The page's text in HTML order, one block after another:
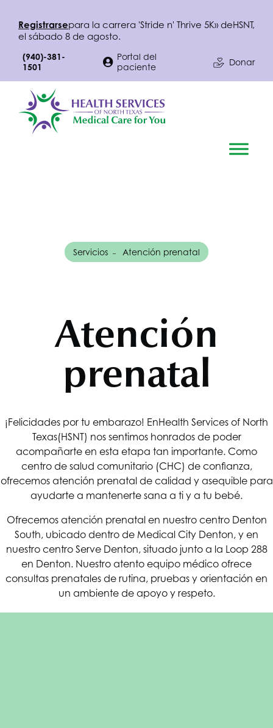
Registrarsepara la carrera 'Stride n' Thrive 5K» deHSNT,
el sábado 8 de agosto.
(940)-381-
1501
Portal del
paciente
Donar
Servicios Atención prenatal
Atención
prenatal
¡Felicidades por tu embarazo! EnHealth Services of North
Texas(HSNT) nos sentimos honrados de poder
acompañarte en esta etapa tan importante. Como
centro de salud comunitario (CHC) de confianza,
ofrecemos atención prenatal de calidad y asequible para
ayudarte a mantenerte sana a ti y a tu bebé.
Ofrecemos atención prenatal en nuestro centro Denton
South, ubicado dentro de Medical City Denton, y en
nuestro centro Serve Denton, situado junto a la Loop 288
en Denton. Nuestro atento equipo médico ofrece
consultas prenatales de rutina, pruebas y orientación en
un ambiente de apoyo y respeto.